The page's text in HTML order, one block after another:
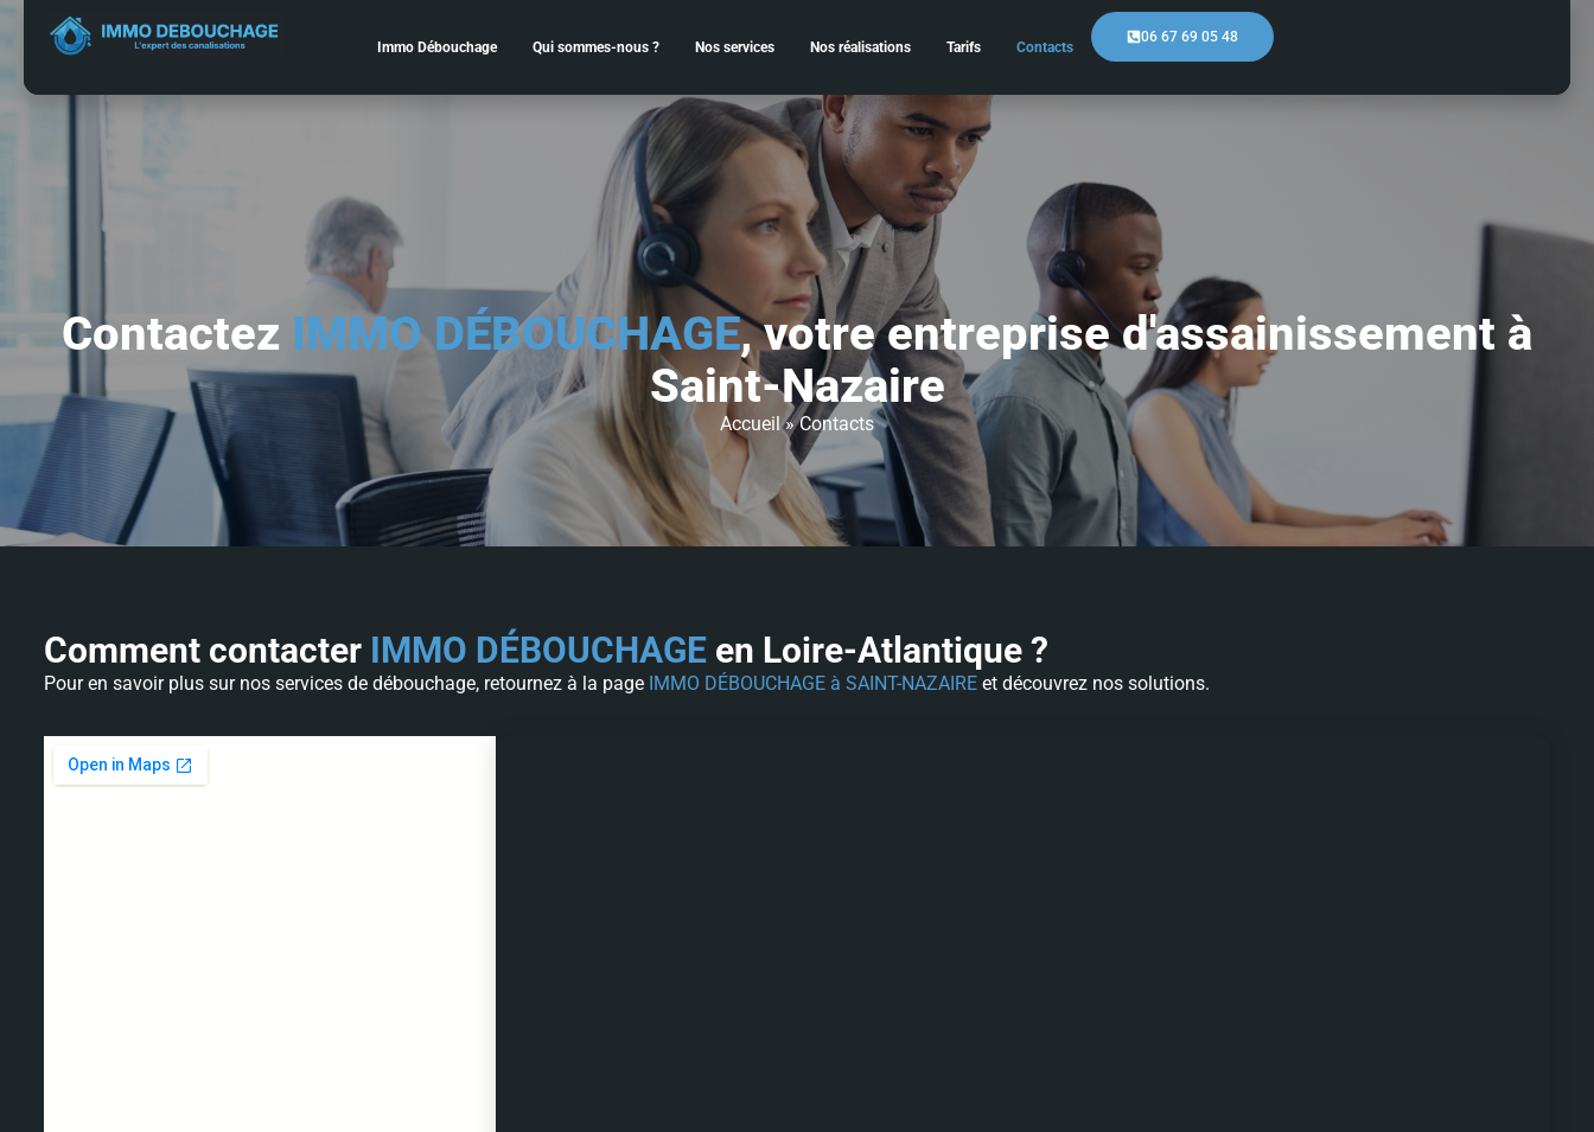
principal
Immo Débouchage Qui sommes-nous ? Nos services Nos réalisations Tarifs Contacts
06 67 69 05 48
Contactez IMMO DÉBOUCHAGE, votre entreprise d'assainissement à
Saint-Nazaire
Accueil»Contacts
Comment contacter IMMO DÉBOUCHAGE en Loire-Atlantique ?
Pour en savoir plus sur nos services de débouchage, retournez à la page IMMO DÉBOUCHAGE à SAINT-NAZAIRE et découvrez nos solutions.